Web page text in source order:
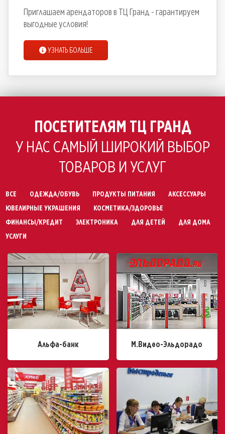
Приглашаем арендаторов в ТЦ Гранд - гарантируем
выгодные условия!
УЗНАТЬ БОЛЬШЕ
ПОСЕТИТЕЛЯМ ТЦ ГРАНД
У НАС САМЫЙ ШИРОКИЙ ВЫБОР
ТОВАРОВ И УСЛУГ
ВСЕ ОДЕЖДА/ОБУВЬ ПРОДУКТЫ ПИТАНИЯ
АКСЕССУАРЫ
ЮВЕЛИРНЫЕ УКРАШЕНИЯ
КОСМЕТИКА/ЗДОРОВЬЕ
ФИНАНСЫ/КРЕДИТ
ЭЛЕКТРОНИКА ДЛЯ ДЕТЕЙ
ДЛЯ ДОМА
УСЛУГИ
Альфа-банк М.Видео-Эльдорадо